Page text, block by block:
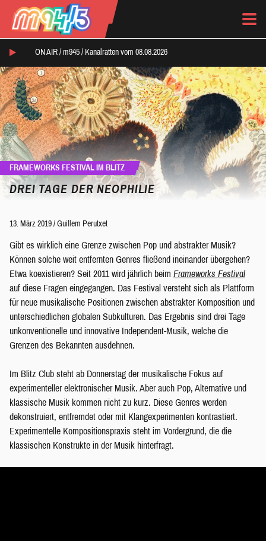
ON AIR / m945 / Kanalratten vom 08.08.2026
FRAMEWORKS FESTIVAL IM BLITZ
DREI TAGE DER NEOPHILIE
13. März 2019 / Guillem Perutxet
Gibt es wirklich eine Grenze zwischen Pop und abstrakter Musik?
Können solche weit entfernten Genres fließend ineinander übergehen?
Etwa koexistieren? Seit 2011 wird jährlich beim Frameworks Festival
auf diese Fragen eingegangen. Das Festival versteht sich als Plattform
für neue musikalische Positionen zwischen abstrakter Komposition und
unterschiedlichen globalen Subkulturen. Das Ergebnis sind drei Tage
unkonventionelle und innovative Independent-Musik, welche die
Grenzen des Bekannten ausdehnen.
Im Blitz Club steht ab Donnerstag der musikalische Fokus auf
experimenteller elektronischer Musik. Aber auch Pop, Alternative und
klassische Musik kommen nicht zu kurz. Diese Genres werden
dekonstruiert, entfremdet oder mit Klangexperimenten kontrastiert.
Experimentelle Kompositionspraxis steht im Vordergrund, die die
klassischen Konstrukte in der Musik hinterfragt.